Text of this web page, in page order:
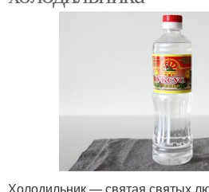
Холодильник — святая святых